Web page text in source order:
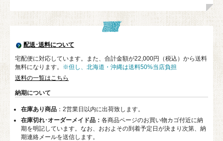
配送･送料について
宅配便に対応しています。また、合計金額が22,000円（税込）から送料
無料になります。 ※但し、北海道・沖縄は送料50%当店負担
送料の一覧はこちら
納期について
在庫あり商品：2営業日以内に出荷致します。
在庫切れ･オーダーメイド品： 各商品ページのお買い物カゴ付近に納
期を明記しています。なお、おおよその到着予定日が決まり次第、納
期連絡メールを送信します。